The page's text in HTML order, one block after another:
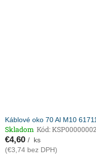
Káblové oko 70 Al M10
Skladom Kód:
€4,60 / ks
(€3,74 bez DPH)